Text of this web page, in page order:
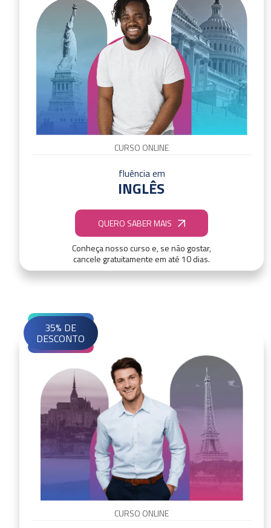
CURSO ONLINE
fluência em
INGLÊS
QUERO SABER MAIS
Conheça nosso curso e, se não gostar,
cancele gratuitamente em até 10 dias.
CURSO ONLINE
35% DE
DESCONTO